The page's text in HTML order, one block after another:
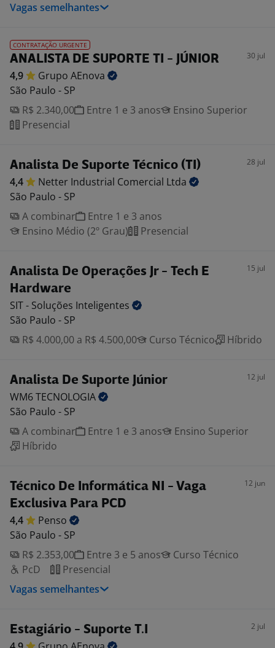
Vagas semelhantes
CONTRATAÇÃO URGENTE
ANALISTA DE SUPORTE TI - JÚNIOR 30 jul
4,9 Grupo AEnova
São Paulo - SP
R$ 2.340,00
Entre 1 e 3 anos
Ensino Superior
Presencial
Analista De Suporte Técnico (TI) 28 jul
4,4 Netter Industrial Comercial Ltda
São Paulo - SP
A combinar
Entre 1 e 3 anos
Ensino Médio (2º Grau)
Presencial
Analista De Operações Jr - Tech E
Hardware
15 jul
SIT - Soluções Inteligentes
São Paulo - SP
R$ 4.000,00 a R$ 4.500,00
Curso Técnico Híbrido
Analista De Suporte Júnior 12 jul
WM6TECNOLOGIA
São Paulo - SP
A combinar
Entre 1 e 3 anos
Ensino Superior
Híbrido
Técnico De Informática NI - Vaga
Exclusiva Para PCD
12 jun
4,4
Penso
São Paulo - SP
R$ 2.353,00
Entre 3 e 5 anos
Curso Técnico
PcD
Presencial
Vagas semelhantes
Estagiário - Suporte T.I 2 jul